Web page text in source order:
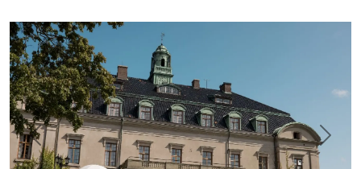
Previous Next